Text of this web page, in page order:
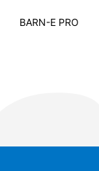
BARN-E PRO